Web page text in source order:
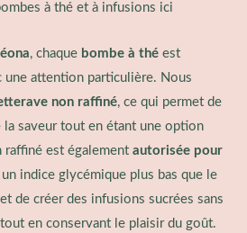
à thé et à infusions ici
, chaque bombe à thé est
une attention particulière. Nous
non raffiné, ce qui permet de
la saveur tout en étant une option
raffiné est également autorisée pour
un indice glycémique plus bas que le
de créer des infusions sucrées sans
en conservant le plaisir du goût.